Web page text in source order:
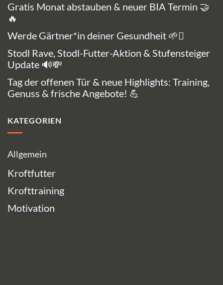
Gratis Monat abstauben & neuer BIA Termin 🤝
🔥
Werde Gärtner*in deiner Gesundheit 🌱🪏
Stodl Rave, Stodl-Futter-Aktion & Stufensteiger
Update 🔊💸
Tag der offenen Tür & neue Highlights: Training,
Genuss & frische Angebote! 💪
KATEGORIEN
Allgemein
Kroftfutter
Krofttraining
Motivation